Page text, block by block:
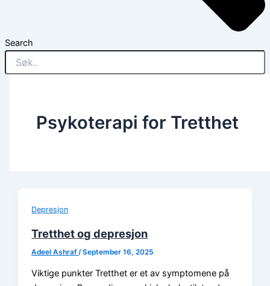
Search
Psykoterapi for Tretthet
Depresjon
Tretthet og depresjon
Adeel Ashraf /September 16, 2025
Viktige punkter Tretthet er et av symptomene på